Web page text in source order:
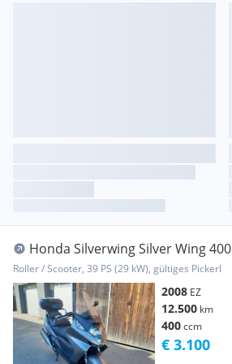
Honda Silverwing Silver Wing 400
Roller / Scooter, 39 PS (29 kW), gültiges Pickerl
2008 EZ
12.500 km
400ccm
€ 3.100